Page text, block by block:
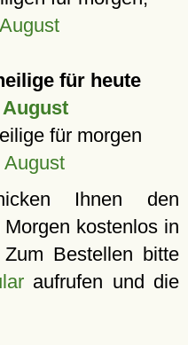
für heute
August
für morgen
August
Ihnen den
Morgen kostenlos in
Bestellen bitte
aufrufen und die